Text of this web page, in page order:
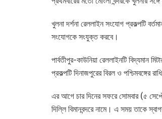
খুলনা দর্শনা রেললাইন সংযোগ প্রকল্পটি
সংযোগকে সংযুক্ত করবে।
পার্বতীপুর-কাউনিয়া রেললাইনটি
প্রকল্পটি দিনাজপুরের বিরল ও পশ্চিমবঙ্গের
এর আগে চার দিনের সফরে সোমবার (৫
দিল্লি বিমানবন্দরে নামে। এ সময় তাকে